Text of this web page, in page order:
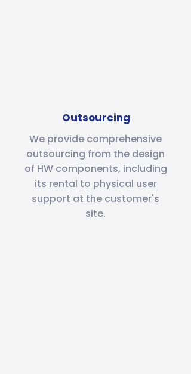
Outsourcing
We provide comprehensive
outsourcing from the design
of HW components, including
its rental to physical user
support at the customer's
site.